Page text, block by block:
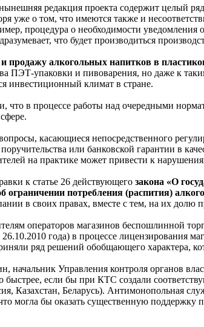
редакция проекта содержит целый
уже о том, что имеются также и
процедура о необходимости уведомления
что будет производиться
и продажу алкогольных напитков в
ПЭТ-упаковки и пивоварения, но даже к
инвестиционный климат в стране.
что в процессе работы над очередными
касающиеся непосредственного
или банковской гарантии в
на практике может привести к
к статье 26 действующего закона «О
ограничении потребления (распития)
в своих правах, вместе с тем, на их долю
операторов магазинов беспошлинной
года) в процессе лицензирования
ряд решений обобщающего характера,
начальник Управления контроля органов
если бы при КТС создали
Казахстан, Беларусь). Антимонопольная
могла бы оказать существенную поддержку